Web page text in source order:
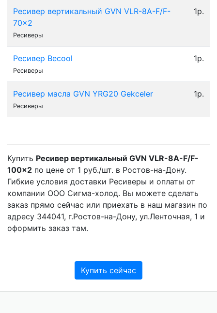
Ресивер вертикальный GVN VLR-8A-F/F-
70x2
Ресиверы
1р.
Ресивер Becool
Ресиверы
1р.
Реcивер масла GVN YRG20 Gekceler
Ресиверы
1р.
Купить Ресивер вертикальный GVN VLR-8A-F/F-
100x2 по цене от 1 руб./шт. в Ростов-на-Дону.
Гибкие условия доставки Ресиверы и оплаты от
компании ООО Сигма-холод. Вы можете сделать
заказ прямо сейчас или приехать в наш магазин по
адресу 344041, г.Ростов-на-Дону, ул.Ленточная, 1 и
оформить заказ там.
Купить сейчас